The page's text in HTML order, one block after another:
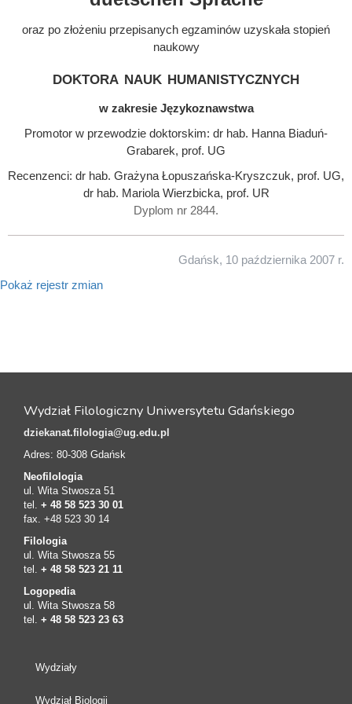
oraz po złożeniu przepisanych egzaminów uzyskała stopień
naukowy
doktora nauk humanistycznych
w zakresie Językoznawstwa
Promotor w przewodzie doktorskim: dr hab. Hanna Biaduń-
Grabarek, prof. UG
Recenzenci: dr hab. Grażyna Łopuszańska-Kryszczuk, prof. UG,
dr hab. Mariola Wierzbicka, prof. UR
Dyplom nr 2844.
Gdańsk, 10 października 2007 r.
Pokaż rejestr zmian
Wydział Filologiczny Uniwersytetu Gdańskiego
dziekanat.filologia@ug.edu.pl
Adres: 80-308 Gdańsk
Neofilologia
ul. Wita Stwosza 51
tel. + 48 58 523 30 01
fax. +48 523 30 14
Filologia
ul. Wita Stwosza 55
tel. + 48 58 523 21 11
Logopedia
ul. Wita Stwosza 58
tel. + 48 58 523 23 63
Wydziały
Wydział Biologii